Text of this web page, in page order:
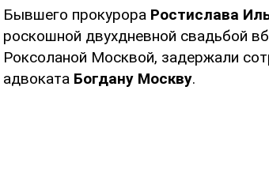
Бывшего прокурора Ростислава
роскошной двухдневной свадьбой
Роксоланой Москвой, задержали
адвоката Богдану Москву.